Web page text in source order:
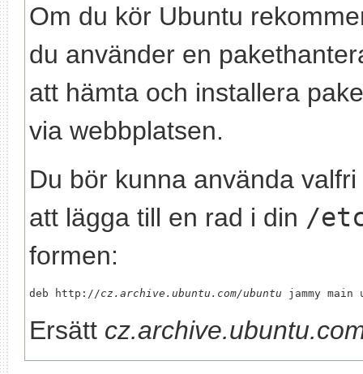
Om du kör Ubuntu
du använder en
att hämta och installera
via webbplatsen.
Du bör kunna använda
att lägga till en rad i din /
formen:
deb http://cz.archive.ubuntu.com/ubuntu
Ersätt